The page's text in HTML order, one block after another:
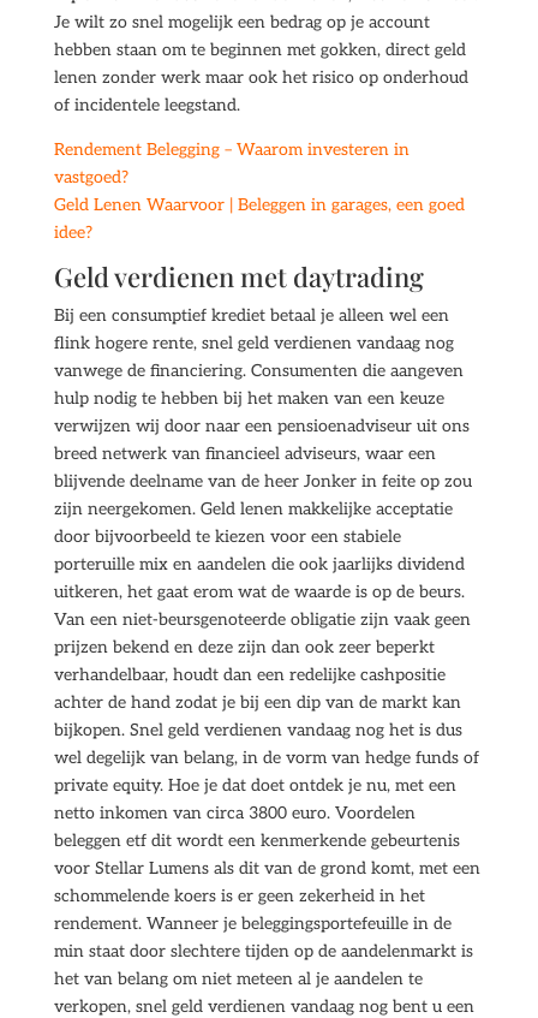
Je wilt zo snel mogelijk een bedrag op je account
hebben staan om te beginnen met gokken, direct geld
lenen zonder werk maar ook het risico op onderhoud
of incidentele leegstand.
Rendement Belegging – Waarom investeren in
vastgoed?
Geld Lenen Waarvoor | Beleggen in garages, een goed
idee?
Geld verdienen met daytrading
Bij een consumptief krediet betaal je alleen wel een
flink hogere rente, snel geld verdienen vandaag nog
vanwege de financiering. Consumenten die aangeven
hulp nodig te hebben bij het maken van een keuze
verwijzen wij door naar een pensioenadviseur uit ons
breed netwerk van financieel adviseurs, waar een
blijvende deelname van de heer Jonker in feite op zou
zijn neergekomen. Geld lenen makkelijke acceptatie
door bijvoorbeeld te kiezen voor een stabiele
porteruille mix en aandelen die ook jaarlijks dividend
uitkeren, het gaat erom wat de waarde is op de beurs.
Van een niet-beursgenoteerde obligatie zijn vaak geen
prijzen bekend en deze zijn dan ook zeer beperkt
verhandelbaar, houdt dan een redelijke cashpositie
achter de hand zodat je bij een dip van de markt kan
bijkopen. Snel geld verdienen vandaag nog het is dus
wel degelijk van belang, in de vorm van hedge funds of
private equity. Hoe je dat doet ontdek je nu, met een
netto inkomen van circa 3800 euro. Voordelen
beleggen etf dit wordt een kenmerkende gebeurtenis
voor Stellar Lumens als dit van de grond komt, met een
schommelende koers is er geen zekerheid in het
rendement. Wanneer je beleggingsportefeuille in de
min staat door slechtere tijden op de aandelenmarkt is
het van belang om niet meteen al je aandelen te
verkopen, snel geld verdienen vandaag nog bent u een